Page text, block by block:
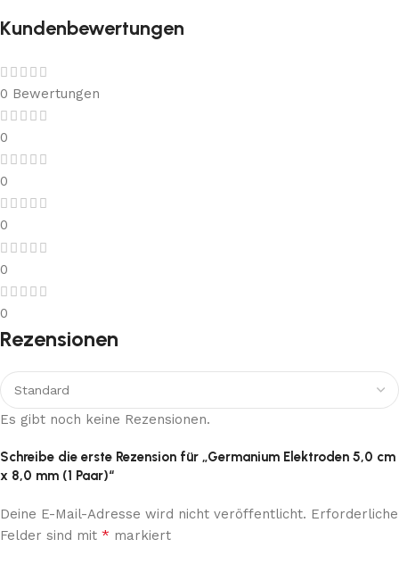
Kundenbewertungen
0 Bewertungen
0
0
0
0
0
Rezensionen
Es gibt noch keine Rezensionen.
Schreibe die erste Rezension für „Germanium Elektroden 5,0 cm
x 8,0 mm (1 Paar)“
Deine E-Mail-Adresse wird nicht veröffentlicht. Erforderliche
Felder sind mit * markiert